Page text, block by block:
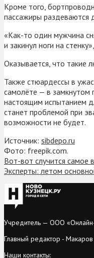
Кроме того,
пассажиры раздеваются
«Как-то один мужчина
и закинул ноги на
Оказывается, что такие
Также стюардессы в
самолёте — в замкнутом
настоящим испытанием
станет проблемой при
возможности не будет.
Источник: sibdepo.ru
Фото: freepik.com.
Вот-вот случится самое
Эксперты: летом
Учредитель — ООО
Главный редактор - Макаров
Наши контакты: